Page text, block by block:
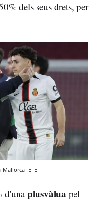
dels seus drets, per
Mallorca EFE
d'unaplusvàlua pel